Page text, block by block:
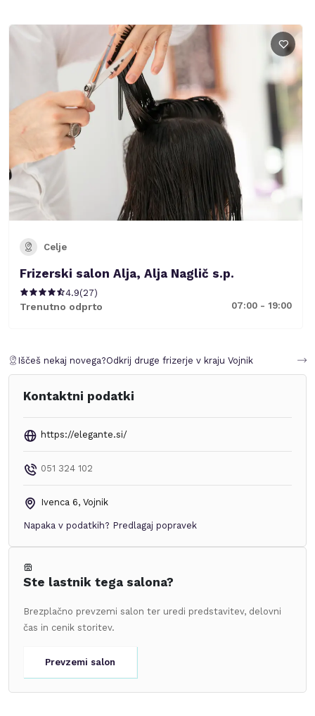
Celje
Frizerski salon Alja, Alja Naglič s.p.
4.9(27)
Trenutno odprto 07:00 - 19:00
Iščeš nekaj novega?Odkrij druge frizerje v kraju Vojnik
Kontaktni podatki
https://elegante.si/
051 324 102
Ivenca 6, Vojnik
Napaka v podatkih? Predlagaj popravek
Ste lastnik tega salona?
Brezplačno prevzemi salon ter uredi predstavitev, delovni
čas in cenik storitev.
Prevzemi salon